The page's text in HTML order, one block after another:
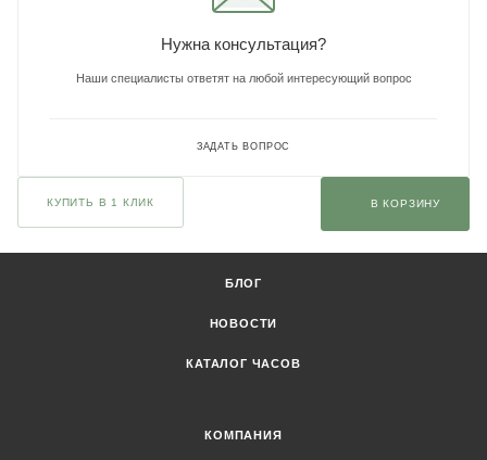
Нужна консультация?
Наши специалисты ответят на любой интересующий вопрос
ЗАДАТЬ ВОПРОС
КУПИТЬ В 1 КЛИК В КОРЗИНУ
БЛОГ
НОВОСТИ
КАТАЛОГ ЧАСОВ
КОМПАНИЯ